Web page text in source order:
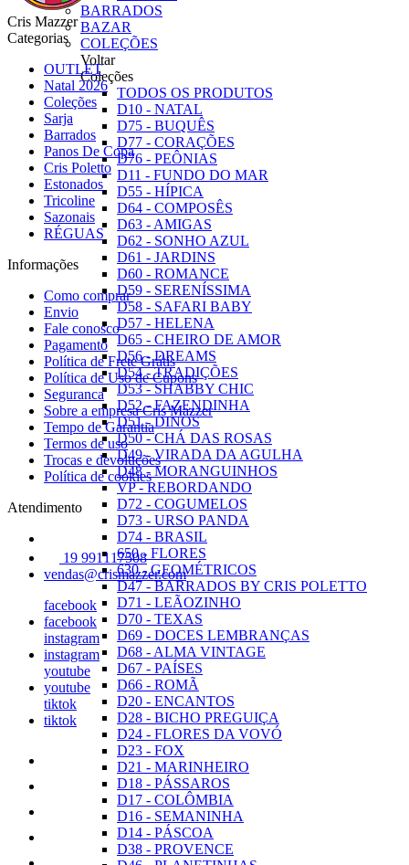
BARRADOS
BAZAR
COLEÇÕES
Voltar
Coleções
TODOS OS PRODUTOS
D10 - NATAL
D75 - BUQUÊS
D77 - CORAÇÕES
D76 - PEÔNIAS
D11 - FUNDO DO MAR
D55 - HÍPICA
D64 - COMPOSÊS
D63 - AMIGAS
D62 - SONHO AZUL
D61 - JARDINS
D60 - ROMANCE
D59 - SERENÍSSIMA
D58 - SAFARI BABY
D57 - HELENA
D65 - CHEIRO DE AMOR
D56 - DREAMS
D54 - TRADIÇÕES
D53 - SHABBY CHIC
D52 - FAZENDINHA
D51 - DINOS
D50 - CHÁ DAS ROSAS
D49 - VIRADA DA AGULHA
D48 - MORANGUINHOS
VP - REBORDANDO
D72 - COGUMELOS
D73 - URSO PANDA
D74 - BRASIL
650 - FLORES
630 - GEOMÉTRICOS
D47 - BARRADOS BY CRIS POLETTO
D71 - LEÃOZINHO
D70 - TEXAS
D69 - DOCES LEMBRANÇAS
D68 - ALMA VINTAGE
D67 - PAÍSES
D66 - ROMÃ
D20 - ENCANTOS
D28 - BICHO PREGUIÇA
D24 - FLORES DA VOVÓ
D23 - FOX
D21 - MARINHEIRO
D18 - PÁSSAROS
D17 - COLÔMBIA
D16 - SEMANINHA
D14 - PÁSCOA
D38 - PROVENCE
Cris Mazzer
Categorias
OUTLET
Natal 2026
Coleções
Sarja
Barrados
Panos De Copa
Cris Poletto
Estonados
Tricoline
Sazonais
RÉGUAS
Informações
Como comprar
Envio
Fale conosco
Pagamento
Política de Frete Grátis
Política de Uso de Cupons
Seguranca
Sobre a empresa Cris Mazzer
Tempo de Garantia
Termos de uso
Trocas e devoluções
Política de cookies
Atendimento
19 991117508
vendas@crismazzer.com
facebook
facebook
instagram
instagram
youtube
youtube
tiktok
tiktok